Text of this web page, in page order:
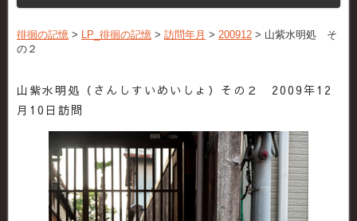
徘徊の記憶 > LP_徘徊の記憶 > 訪問年月 > 200912 > 山紫水明処 そ
の２
山紫水明処（さんしすいめいしょ）その２ 2009年12
月10日訪問